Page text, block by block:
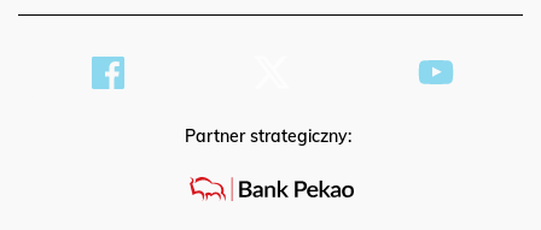
Partner strategiczny: